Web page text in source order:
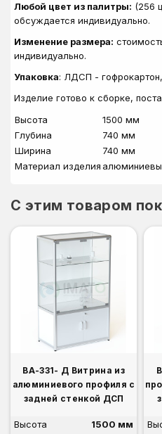
Любой цвет из палитры: (256
обсуждается индивидуально.
Изменение размера:
индивидуально.
Упаковка: ЛДСП -
Изделие готово к сборке,
Высота
1500 мм
Глубина
740 мм
Ширина
740 мм
Материал изделия
C этим товаром
ВА-331- Д Витрина из
алюминиевого профиля с
задней стенкой ДСП
Высота
1500 мм